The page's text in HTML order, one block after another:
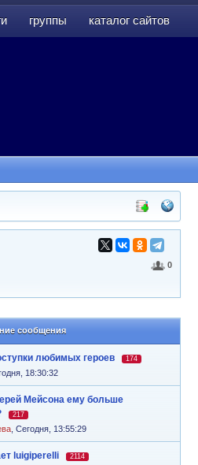
группы каталог сайтов
0
сообщения
любимых героев 174
18:30:32
Мейсона ему больше
217
Сегодня, 13:55:29
luigiperelli 2114